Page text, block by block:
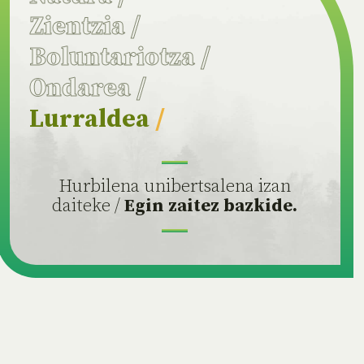
Zientzia/
Boluntariotza /
Ondarea/
Lurraldea /
Hurbilena unibertsalena izan
daiteke /Egin zaitez bazkide.